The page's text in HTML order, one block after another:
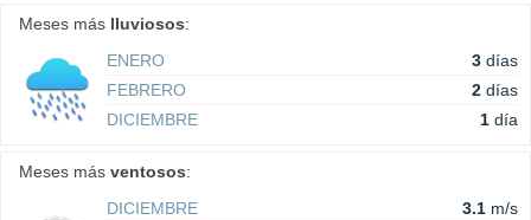
Meses más lluviosos:
ENERO
3 días
FEBRERO
2 días
DICIEMBRE
1 día
Meses más ventosos:
DICIEMBRE
3.1 m/s